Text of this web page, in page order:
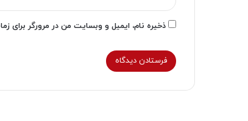
ذخیره نام، ایمیل و وبسایت من در مرورگر برای